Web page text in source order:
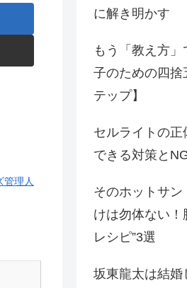
管理人
に解き明かす
もう「教え方
子のための四捨
テップ】
セルライトの正
できる対策と
そのホットサ
けは勿体ない！
レシピ”3選
坂東龍太は結